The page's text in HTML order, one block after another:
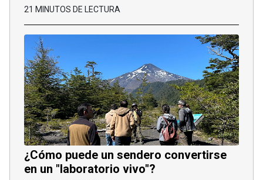
21 MINUTOS DE LECTURA
¿Cómo puede un sendero convertirse
en un "laboratorio vivo"?